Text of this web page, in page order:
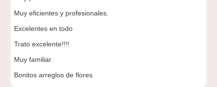
Muy eficientes y profesionales.
Excelentes en todo
Trato excelente!!!!
Muy familiar.
Bonitos arreglos de flores